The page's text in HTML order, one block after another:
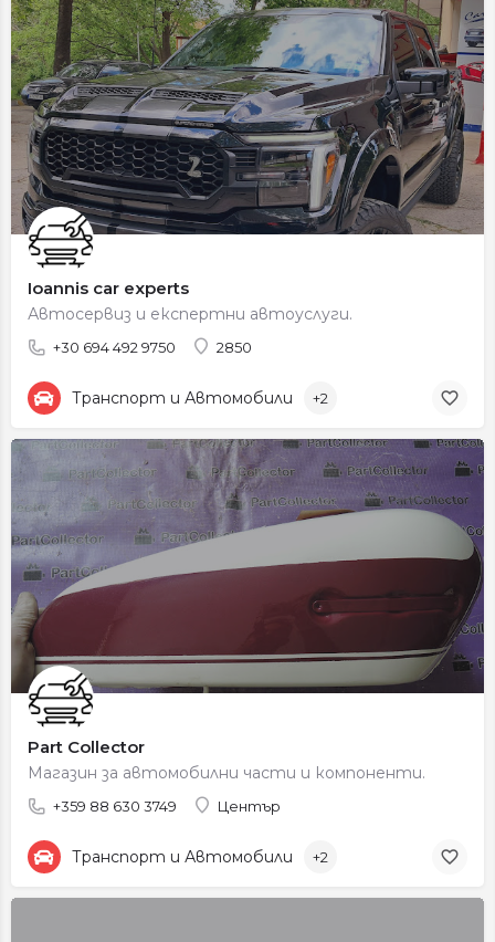
Ioannis car experts
Автосервиз и експертни автоуслуги.
+30 694 492 9750 2850
Транспорт и Автомобили +2
Part Collector
Магазин за автомобилни части и компоненти.
+359 88 630 3749 Център
Транспорт и Автомобили +2